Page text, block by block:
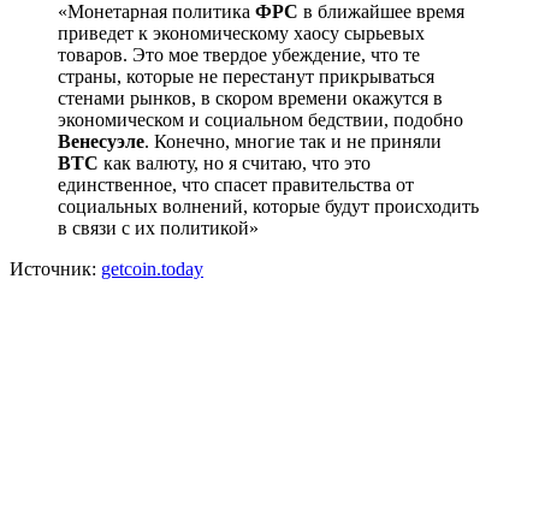
«Монетарная политика ФРС в ближайшее время
приведет к экономическому хаосу сырьевых
товаров. Это мое твердое убеждение, что те
страны, которые не перестанут прикрываться
стенами рынков, в скором времени окажутся в
экономическом и социальном бедствии, подобно
Венесуэле. Конечно, многие так и не приняли
BTC как валюту, но я считаю, что это
единственное, что спасет правительства от
социальных волнений, которые будут происходить
в связи с их политикой»
Источник: getcoin.today